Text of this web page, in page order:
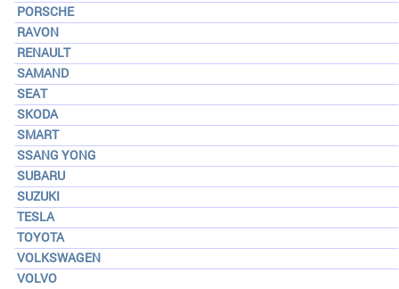
PORSCHE
RAVON
RENAULT
SAMAND
SEAT
SKODA
SMART
SSANG YONG
SUBARU
SUZUKI
TESLA
TOYOTA
VOLKSWAGEN
VOLVO